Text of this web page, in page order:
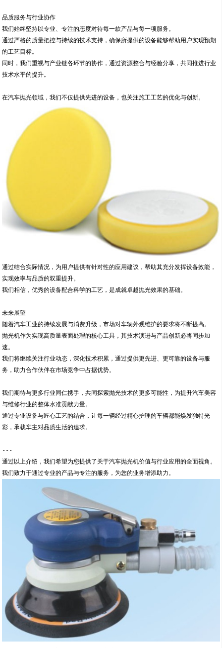
品质服务与行业协作
我们始终坚持以专业、专注的态度对待每一款产品与每一项服务。
通过严格的质量把控与持续的技术支持，确保所提供的设备能够帮助用户实现预期
的工艺目标。
同时，我们重视与产业链各环节的协作，通过资源整合与经验分享，共同推进行业
技术水平的提升。
在汽车抛光领域，我们不仅提供先进的设备，也关注施工工艺的优化与创新。
通过结合实际情况，为用户提供有针对性的应用建议，帮助其充分发挥设备效能，
实现效率与品质的双重提升。
我们相信，优秀的设备配合科学的工艺，是成就卓越抛光效果的基础。
未来展望
随着汽车工业的持续发展与消费升级，市场对车辆外观维护的要求将不断提高。
抛光机作为实现高质量表面处理的核心工具，其技术演进与产品创新必将同步加
速。
我们将继续关注行业动态，深化技术积累，通过提供更先进、更可靠的设备与服
务，助力合作伙伴在市场竞争中占据优势。
我们期待与更多行业同仁携手，共同探索抛光技术的更多可能性，为提升汽车美容
与维修行业的整体水准贡献力量。
通过专业设备与匠心工艺的结合，让每一辆经过精心护理的车辆都能焕发独特光
彩，承载车主对品质生活的追求。
---
通过以上介绍，我们希望为您提供了关于汽车抛光机价值与行业应用的全面视角。
我们致力于通过专业的产品与专注的服务，为您的业务增添助力。